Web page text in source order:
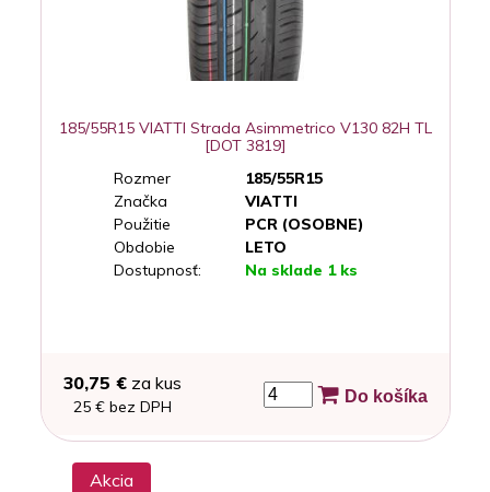
185/55R15 VIATTI Strada Asimmetrico V130 82H TL
[DOT 3819]
Rozmer
185/55R15
Značka
VIATTI
Použitie
PCR (OSOBNE)
Obdobie
LETO
Dostupnosť:
Na sklade 1 ks
30,75 €za kus
25 € bez DPH
Do košíka
Akcia